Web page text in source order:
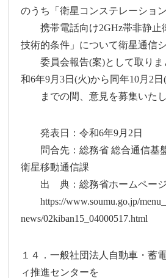
のうち「衛星コンステレーショ
携帯電話向け2GHz帯非静止
技術的条件」について衛星通信
委員会報告(案)として取りま
和6年9月3日(火)から同年10月2日
までの間、意見を募集いたし
発表日：令和6年9月2日
問合先：総務省 総合通信基盤
衛星移動通信課
出 典：総務省ホームページ
https://www.soumu.go.jp/
news/02kiban15_04000517.html
１４．一般社団法人自動車・蓄
ィ推進センターを